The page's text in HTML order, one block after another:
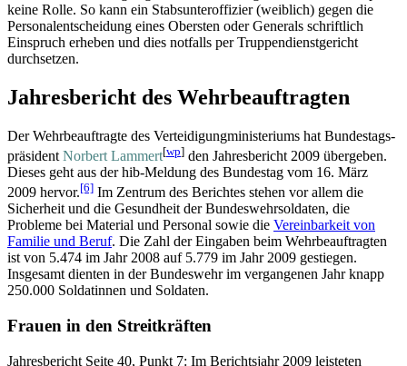
keine Rolle. So kann ein Stabs­unter­offizier (weiblich) gegen die
Personal­entscheidung eines Obersten oder Generals schriftlich
Einspruch erheben und dies notfalls per Truppen­dienst­gericht
durchsetzen.
Jahresbericht des Wehrbeauftragten
Der Wehrbeauftragte des Verteidigungministeriums hat Bundestags­
präsident Norbert Lammert[wp] den Jahresbericht 2009 übergeben.
Dieses geht aus der hib-Meldung des Bundestag vom 16. März
2009 hervor.[6] Im Zentrum des Berichtes stehen vor allem die
Sicherheit und die Gesundheit der Bundeswehrsoldaten, die
Probleme bei Material und Personal sowie die Vereinbarkeit von
Familie und Beruf. Die Zahl der Eingaben beim Wehrbeauftragten
ist von 5.474 im Jahr 2008 auf 5.779 im Jahr 2009 gestiegen.
Insgesamt dienten in der Bundeswehr im vergangenen Jahr knapp
250.000 Soldatinnen und Soldaten.
Frauen in den Streitkräften
Jahresbericht Seite 40, Punkt 7: Im Berichtsjahr 2009 leisteten